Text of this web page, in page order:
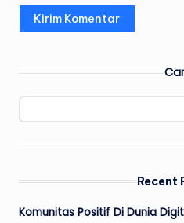
Recent
Komunitas Positif Di Dunia